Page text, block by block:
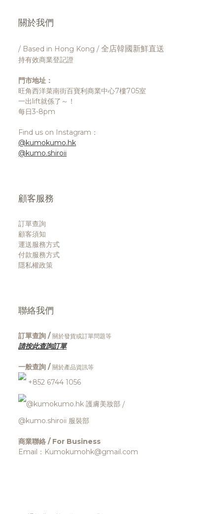
關於我們
/ Based in Hong Kong / 全店韓國新鮮直送
持有效商業登記證
門市地址：
旺角西洋菜南街百寶利商業中心7樓705室
一出lift就係了～！
每日3-8pm
Find us on Instagram：
@kumokumo.hk
@kumo.shiroii
顧客服務
訂單查詢
顧客須知
運送服務方式
付款服務方式
隱私權政策
聯絡我們
訂單查詢 / 關於發貨或訂單問題等
請按此查詢訂單
一般查詢 / 關於產品資訊等
+852 6744 1056
@kumokumo.hk 護膚美妝部 /
@kumo.shiroii 服裝部
商業聯絡 / For Business
Email：Kumokumohk@gmail.com